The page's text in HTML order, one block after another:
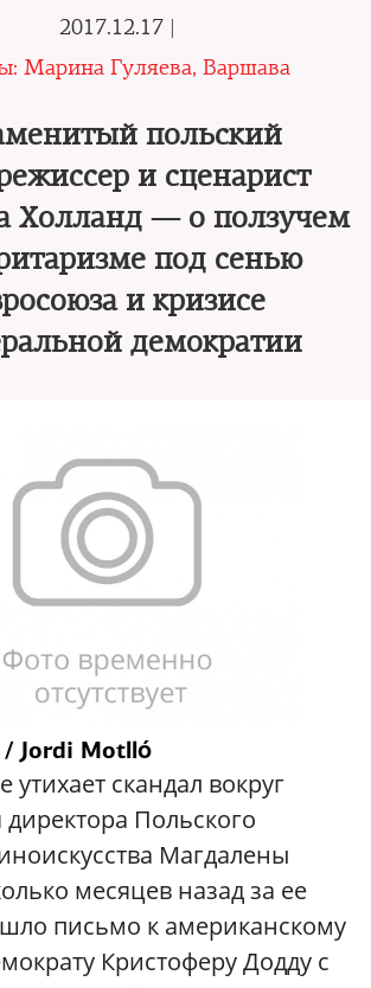
2017.12.17 |
Марина Гуляева, Варшава
польский
и сценарист
Холланд — о ползучем
под сенью
и кризисе
демократии
Jordi Motlló
скандал вокруг
Польского
Магдалены
месяцев назад за ее
письмо к американскому
Кристоферу Додду с